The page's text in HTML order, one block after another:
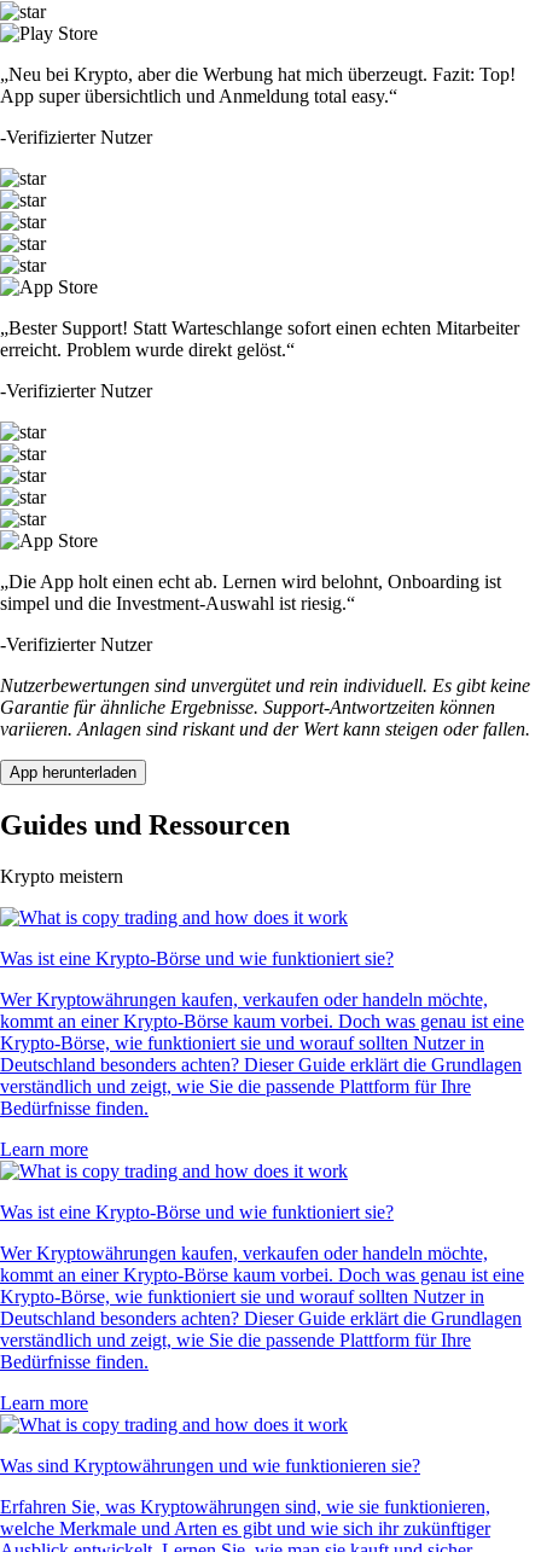
„Neu bei Krypto, aber die Werbung hat mich überzeugt. Fazit: Top!
App super übersichtlich und Anmeldung total easy.“
-Verifizierter Nutzer
„Bester Support! Statt Warteschlange sofort einen echten Mitarbeiter
erreicht. Problem wurde direkt gelöst.“
-Verifizierter Nutzer
„Die App holt einen echt ab. Lernen wird belohnt, Onboarding ist
simpel und die Investment-Auswahl ist riesig.“
-Verifizierter Nutzer
Nutzerbewertungen sind unvergütet und rein individuell. Es gibt keine
Garantie für ähnliche Ergebnisse. Support-Antwortzeiten können
variieren. Anlagen sind riskant und der Wert kann steigen oder fallen.
App herunterladen
Guides und Ressourcen
Krypto meistern
Was ist eine Krypto-Börse und wie funktioniert sie?
Wer Kryptowährungen kaufen, verkaufen oder handeln möchte,
kommt an einer Krypto-Börse kaum vorbei. Doch was genau ist eine
Krypto-Börse, wie funktioniert sie und worauf sollten Nutzer in
Deutschland besonders achten? Dieser Guide erklärt die Grundlagen
verständlich und zeigt, wie Sie die passende Plattform für Ihre
Bedürfnisse finden.
Learn more
Was ist eine Krypto-Börse und wie funktioniert sie?
Wer Kryptowährungen kaufen, verkaufen oder handeln möchte,
kommt an einer Krypto-Börse kaum vorbei. Doch was genau ist eine
Krypto-Börse, wie funktioniert sie und worauf sollten Nutzer in
Deutschland besonders achten? Dieser Guide erklärt die Grundlagen
verständlich und zeigt, wie Sie die passende Plattform für Ihre
Bedürfnisse finden.
Learn more
Was sind Kryptowährungen und wie funktionieren sie?
Erfahren Sie, was Kryptowährungen sind, wie sie funktionieren,
welche Merkmale und Arten es gibt und wie sich ihr zukünftiger